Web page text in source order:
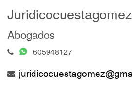
Juridicocuestagomez
Abogados
605948127